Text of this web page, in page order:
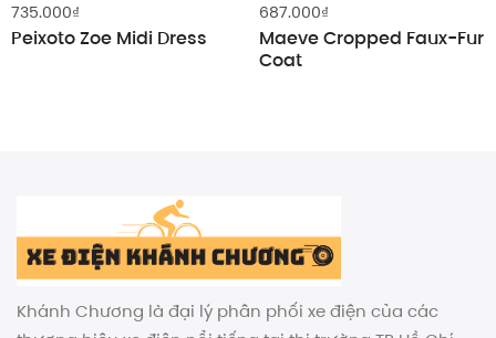
735.000₫
Peixoto Zoe Midi Dress
687.000₫
Maeve Cropped Faux-Fur
Coat
Khánh Chương là đại lý phân phối xe điện của các